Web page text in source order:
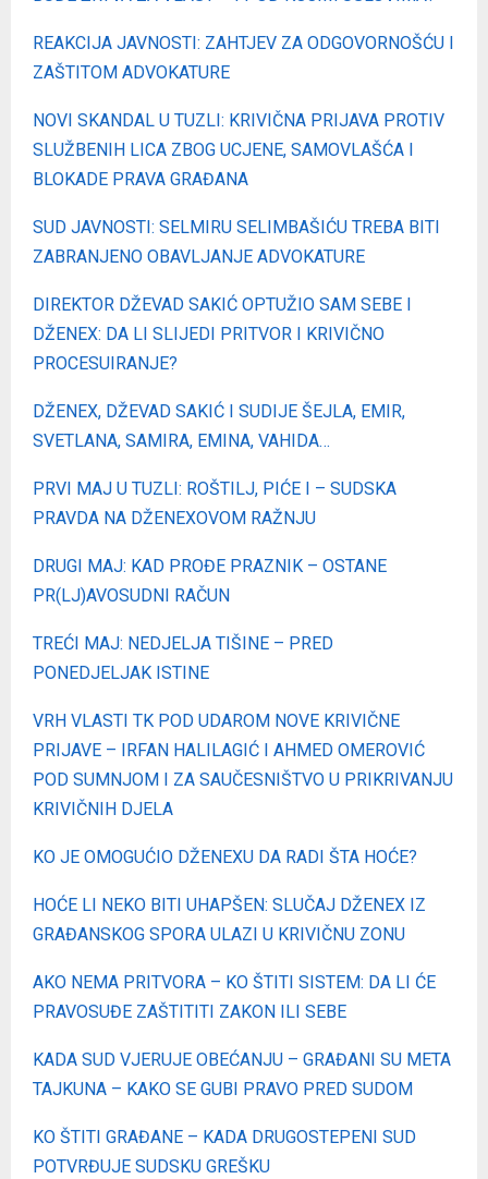
REAKCIJA JAVNOSTI: ZAHTJEV ZA ODGOVORNOŠĆU I
ZAŠTITOM ADVOKATURE
NOVI SKANDAL U TUZLI: KRIVIČNA PRIJAVA PROTIV
SLUŽBENIH LICA ZBOG UCJENE, SAMOVLAŠĆA I
BLOKADE PRAVA GRAĐANA
SUD JAVNOSTI: SELMIRU SELIMBAŠIĆU TREBA BITI
ZABRANJENO OBAVLJANJE ADVOKATURE
DIREKTOR DŽEVAD SAKIĆ OPTUŽIO SAM SEBE I
DŽENEX: DA LI SLIJEDI PRITVOR I KRIVIČNO
PROCESUIRANJE?
DŽENEX, DŽEVAD SAKIĆ I SUDIJE ŠEJLA, EMIR,
SVETLANA, SAMIRA, EMINA, VAHIDA…
PRVI MAJ U TUZLI: ROŠTILJ, PIĆE I – SUDSKA
PRAVDA NA DŽENEXOVOM RAŽNJU
DRUGI MAJ: KAD PROĐE PRAZNIK – OSTANE
PR(LJ)AVOSUDNI RAČUN
TREĆI MAJ: NEDJELJA TIŠINE – PRED
PONEDJELJAK ISTINE
VRH VLASTI TK POD UDAROM NOVE KRIVIČNE
PRIJAVE – IRFAN HALILAGIĆ I AHMED OMEROVIĆ
POD SUMNJOM I ZA SAUČESNIŠTVO U PRIKRIVANJU
KRIVIČNIH DJELA
KO JE OMOGUĆIO DŽENEXU DA RADI ŠTA HOĆE?
HOĆE LI NEKO BITI UHAPŠEN: SLUČAJ DŽENEX IZ
GRAĐANSKOG SPORA ULAZI U KRIVIČNU ZONU
AKO NEMA PRITVORA – KO ŠTITI SISTEM: DA LI ĆE
PRAVOSUĐE ZAŠTITITI ZAKON ILI SEBE
KADA SUD VJERUJE OBEĆANJU – GRAĐANI SU META
TAJKUNA – KAKO SE GUBI PRAVO PRED SUDOM
KO ŠTITI GRAĐANE – KADA DRUGOSTEPENI SUD
POTVRĐUJE SUDSKU GREŠKU